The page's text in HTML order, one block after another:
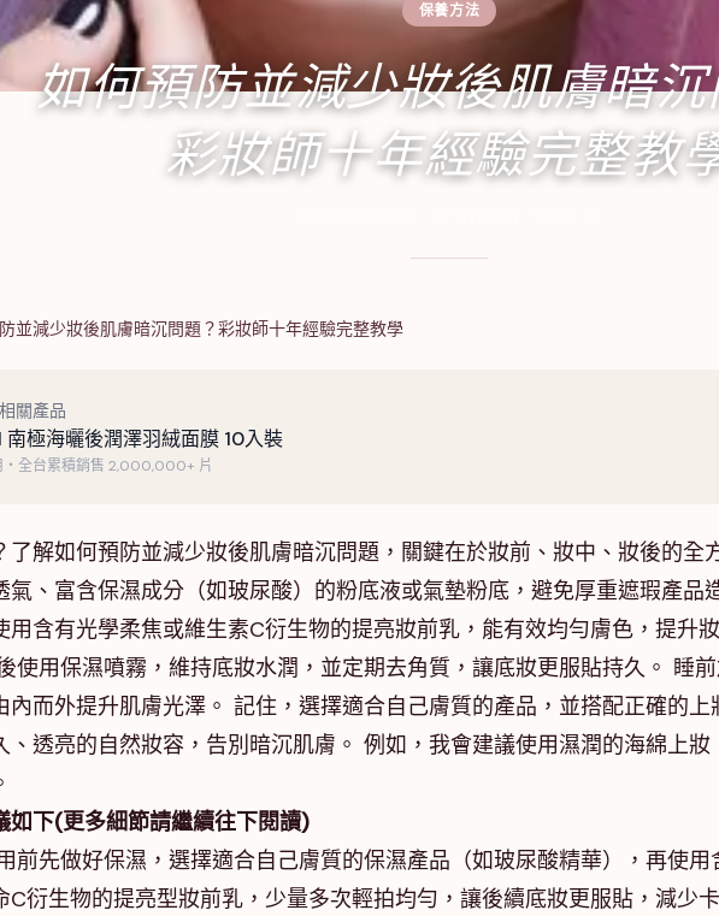
保養方法
如何預防並減少妝後肌膚暗
彩妝師十年經驗完整教
並減少妝後肌膚暗沉問題？彩妝師十年經驗完整教學
關產品
南極海曬後潤澤羽絨面膜 10入裝
・全台累積銷售 2,000,000+ 片
了解如何預防並減少妝後肌膚暗沉問題，關鍵在於妝前、妝中、妝後的全
氣、富含保濕成分（如玻尿酸）的粉底液或氣墊粉底，避免厚重遮瑕產品
用含有光學柔焦或維生素C衍生物的提亮妝前乳，能有效均勻膚色，提升妝
使用保濕噴霧，維持底妝水潤，並定期去角質，讓底妝更服貼持久。 睡
內而外提升肌膚光澤。 記住，選擇適合自己膚質的產品，並搭配正確的上
、透亮的自然妝容，告別暗沉肌膚。 例如，我會建議使用濕潤的海綿上妝
如下(更多細節請繼續往下閱讀)
前先做好保濕，選擇適合自己膚質的保濕產品（如玻尿酸精華），再使用
C衍生物的提亮型妝前乳，少量多次輕拍均勻，讓後續底妝更服貼，減少卡